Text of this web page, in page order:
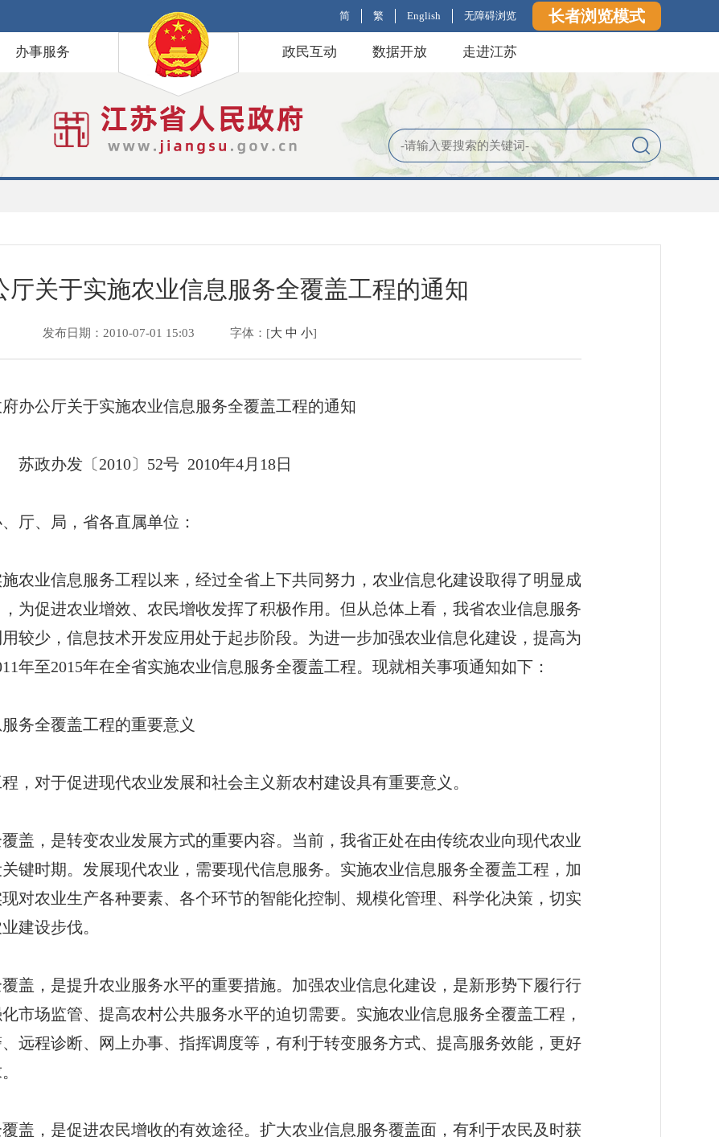
简 繁 English 无障碍浏览 长者浏览模式
办事服务 政民互动 数据开放 走进江苏
厅关于实施农业信息服务全覆盖工程的通知
发布日期：2010-07-01 15:03 字体：[大 中 小]
农业信息服务全覆盖工程的通知
52号 2010年4月18日
厅、局，省各直属单位：
业信息服务工程以来，经过全省上下共同努力，农业信息化建设取得了明显成
为促进农业增效、农民增收发挥了积极作用。但从总体上看，我省农业信息服务
较少，信息技术开发应用处于起步阶段。为进一步加强农业信息化建设，提高为
年至2015年在全省实施农业信息服务全覆盖工程。现就相关事项通知如下：
全覆盖工程的重要意义
对于促进现代农业发展和社会主义新农村建设具有重要意义。
，是转变农业发展方式的重要内容。当前，我省正处在由传统农业向现代农业
键时期。发展现代农业，需要现代信息服务。实施农业信息服务全覆盖工程，加
对农业生产各种要素、各个环节的智能化控制、规模化管理、科学化决策，切实
建设步伐。
，是提升农业服务水平的重要措施。加强农业信息化建设，是新形势下履行行
市场监管、提高农村公共服务水平的迫切需要。实施农业信息服务全覆盖工程，
远程诊断、网上办事、指挥调度等，有利于转变服务方式、提高服务效能，更好
，是促进农民增收的有效途径。扩大农业信息服务覆盖面，有利于农民及时获